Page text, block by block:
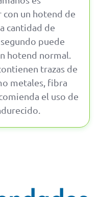
un hotend de
cantidad de
puede
hotend normal.
trazas de
metales, fibra
el uso de